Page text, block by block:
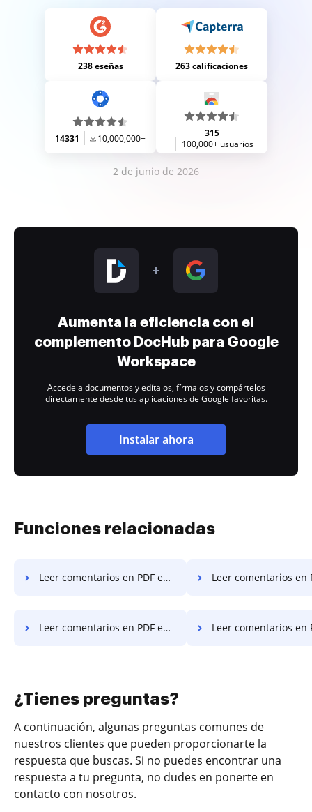
238 eseñas 263 calificaciones
14331 10,000,000+
315
100,000+ usuarios
2 de junio de 2026
Aumenta la eficiencia con el
complemento DocHub para Google
Workspace
Accede a documentos y edítalos, fírmalos y compártelos
directamente desde tus aplicaciones de Google favoritas.
Instalar ahora
Funciones relacionadas
Leer comentarios en PDF en PC Leer comentarios en PDF
Leer comentarios en PDF en Microsoft Edge Leer comentarios en PDF
¿Tienes preguntas?
A continuación, algunas preguntas comunes de
nuestros clientes que pueden proporcionarte la
respuesta que buscas. Si no puedes encontrar una
respuesta a tu pregunta, no dudes en ponerte en
contacto con nosotros.